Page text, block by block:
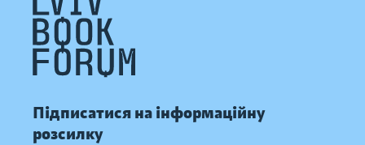
Підписатися на інформаційну
розсилку